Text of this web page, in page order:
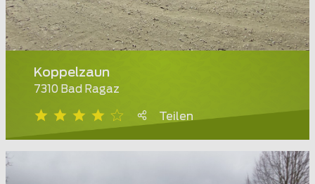
Koppelzaun
7310 Bad Ragaz
Teilen